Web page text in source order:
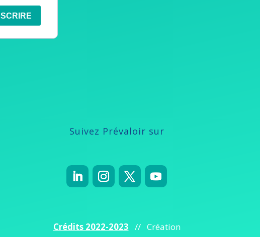
Suivez Prévaloir sur
Crédits 2022-2023 // Création